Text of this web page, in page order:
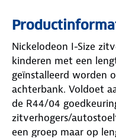
Nickelodeon I-Size
kinderen met een
geïnstalleerd worden
achterbank. Voldoet
de R44/04
zitverhogers/
een groep maar op